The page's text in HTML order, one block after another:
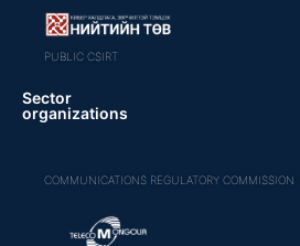
PUBLIC CSIRT
Sector
organizations
COMMUNICATIONS REGULATORY COMMISSION